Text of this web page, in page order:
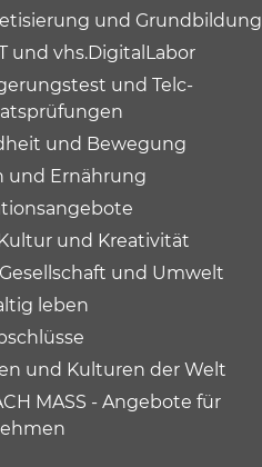
und Grundbildung
und vhs.DigitalLabor
und Telc-
und Bewegung
und Ernährung
und Kreativität
und Umwelt
leben
und Kulturen der Welt
MASS - Angebote für